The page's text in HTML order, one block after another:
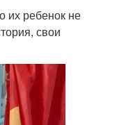
их ребенок не
свои